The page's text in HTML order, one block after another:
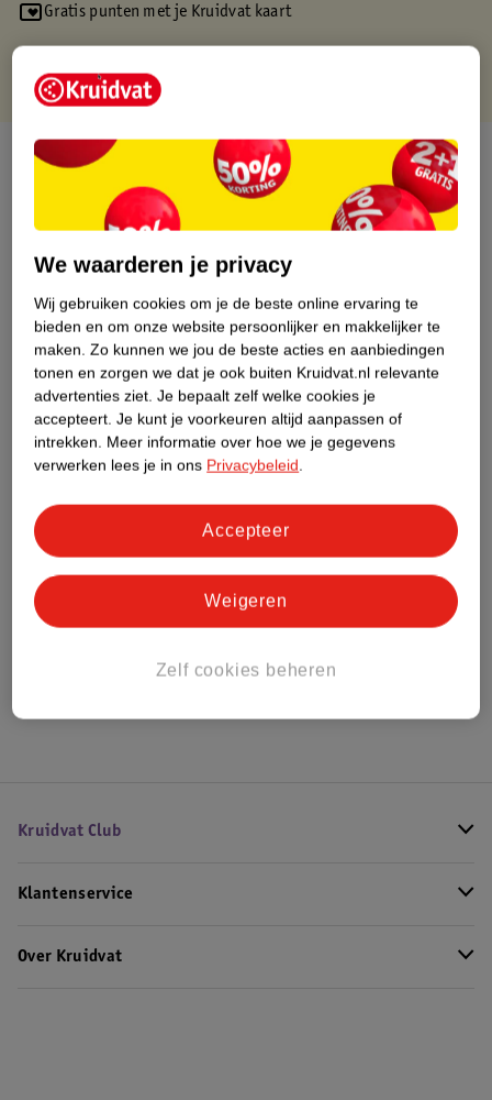
Gratis punten met je Kruidvat kaart
Over dit product
Productinformatie
Etiketinformatie
Nature Impact Score
Dit product heeft (nog) geen Nature
Impact Score.
Meer informatie
Bestel & Bezorginformatie
Bekijk ook
Kruidvat Club
Klantenservice
Over Kruidvat
We waarderen je privacy
Wij gebruiken cookies om je de beste online ervaring te
bieden en om onze website persoonlijker en makkelijker te
maken. Zo kunnen we jou de beste acties en aanbiedingen
tonen en zorgen we dat je ook buiten Kruidvat.nl relevante
advertenties ziet. Je bepaalt zelf welke cookies je
accepteert. Je kunt je voorkeuren altijd aanpassen of
intrekken. Meer informatie over hoe we je gegevens
verwerken lees je in ons Privacybeleid.
Zelf cookies beheren
Weigeren
Accepteer